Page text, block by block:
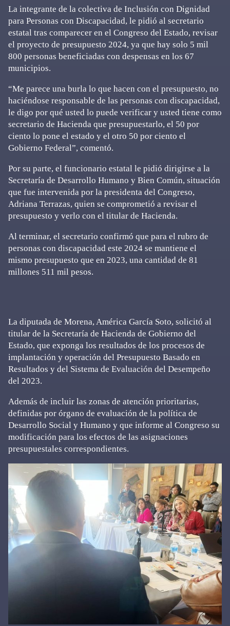
La integrante de la colectiva de Inclusión con Dignidad
para Personas con Discapacidad, le pidió al secretario
estatal tras comparecer en el Congreso del Estado, revisar
el proyecto de presupuesto 2024, ya que hay solo 5 mil
800 personas beneficiadas con despensas en los 67
municipios.
“Me parece una burla lo que hacen con el presupuesto, no
haciéndose responsable de las personas con discapacidad,
le digo por qué usted lo puede verificar y usted tiene como
secretario de Hacienda que presupuestarlo, el 50 por
ciento lo pone el estado y el otro 50 por ciento el
Gobierno Federal”, comentó.
Por su parte, el funcionario estatal le pidió dirigirse a la
Secretaría de Desarrollo Humano y Bien Común, situación
que fue intervenida por la presidenta del Congreso,
Adriana Terrazas, quien se comprometió a revisar el
presupuesto y verlo con el titular de Hacienda.
Al terminar, el secretario confirmó que para el rubro de
personas con discapacidad este 2024 se mantiene el
mismo presupuesto que en 2023, una cantidad de 81
millones 511 mil pesos.
La diputada de Morena, América García Soto, solicitó al
titular de la Secretaría de Hacienda de Gobierno del
Estado, que exponga los resultados de los procesos de
implantación y operación del Presupuesto Basado en
Resultados y del Sistema de Evaluación del Desempeño
del 2023.
Además de incluir las zonas de atención prioritarias,
definidas por órgano de evaluación de la política de
Desarrollo Social y Humano y que informe al Congreso su
modificación para los efectos de las asignaciones
presupuestales correspondientes.